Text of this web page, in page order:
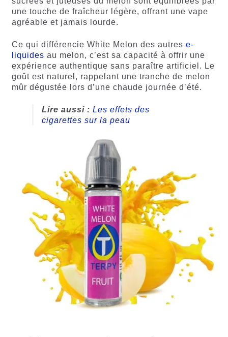
une touche de fraîcheur légère, offrant une vape
agréable et jamais lourde.
Ce qui différencie White Melon des autres e-
liquides au melon, c’est sa capacité à offrir une
expérience authentique sans paraître artificiel. Le
goût est naturel, rappelant une tranche de melon
mûr dégustée lors d’une chaude journée d’été.
Lire aussi : Les effets des
cigarettes sur la peau